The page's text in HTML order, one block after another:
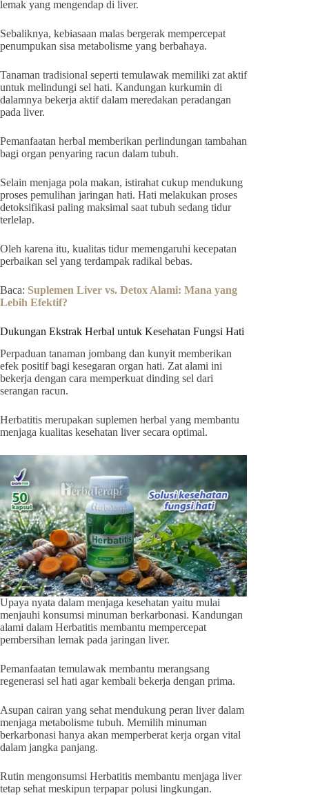
lemak yang mengendap di liver.
Sebaliknya, kebiasaan malas bergerak mempercepat
penumpukan sisa metabolisme yang berbahaya.
Tanaman tradisional seperti temulawak memiliki zat aktif
untuk melindungi sel hati. Kandungan kurkumin di
dalamnya bekerja aktif dalam meredakan peradangan
pada liver.
Pemanfaatan herbal memberikan perlindungan tambahan
bagi organ penyaring racun dalam tubuh.
Selain menjaga pola makan, istirahat cukup mendukung
proses pemulihan jaringan hati. Hati melakukan proses
detoksifikasi paling maksimal saat tubuh sedang tidur
terlelap.
Oleh karena itu, kualitas tidur memengaruhi kecepatan
perbaikan sel yang terdampak radikal bebas.
Baca: Suplemen Liver vs. Detox Alami: Mana yang
Lebih Efektif?
Dukungan Ekstrak Herbal untuk Kesehatan Fungsi Hati
Perpaduan tanaman jombang dan kunyit memberikan
efek positif bagi kesegaran organ hati. Zat alami ini
bekerja dengan cara memperkuat dinding sel dari
serangan racun.
Herbatitis merupakan suplemen herbal yang membantu
menjaga kualitas kesehatan liver secara optimal.
Upaya nyata dalam menjaga kesehatan yaitu mulai
menjauhi konsumsi minuman berkarbonasi. Kandungan
alami dalam Herbatitis membantu mempercepat
pembersihan lemak pada jaringan liver.
Pemanfaatan temulawak membantu merangsang
regenerasi sel hati agar kembali bekerja dengan prima.
Asupan cairan yang sehat mendukung peran liver dalam
menjaga metabolisme tubuh. Memilih minuman
berkarbonasi hanya akan memperberat kerja organ vital
dalam jangka panjang.
Rutin mengonsumsi Herbatitis membantu menjaga liver
tetap sehat meskipun terpapar polusi lingkungan.